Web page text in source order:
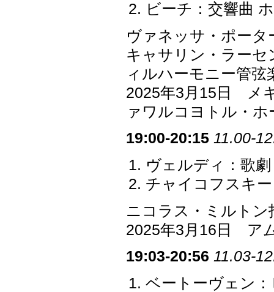
ビーチ：交響曲
ヴァネッサ・ポータ
キャサリン・ラー
ィルハーモニー管弦
2025年3月15日 メ
ァワルコヨトル・ホ
19:00-20:15 11.00-
ヴェルディ：歌
チャイコフスキ
ニコラス・ミルト
2025年3月16日 ア
19:03-20:56 11.03-
ベートーヴェン